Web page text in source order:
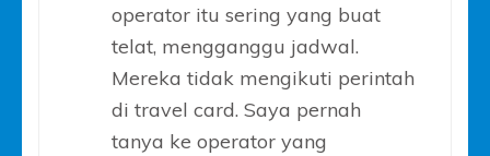
operator itu sering yang buat
telat, mengganggu jadwal.
Mereka tidak mengikuti perintah
di travel card. Saya pernah
tanya ke operator yang